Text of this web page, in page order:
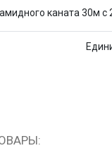
каната 30м